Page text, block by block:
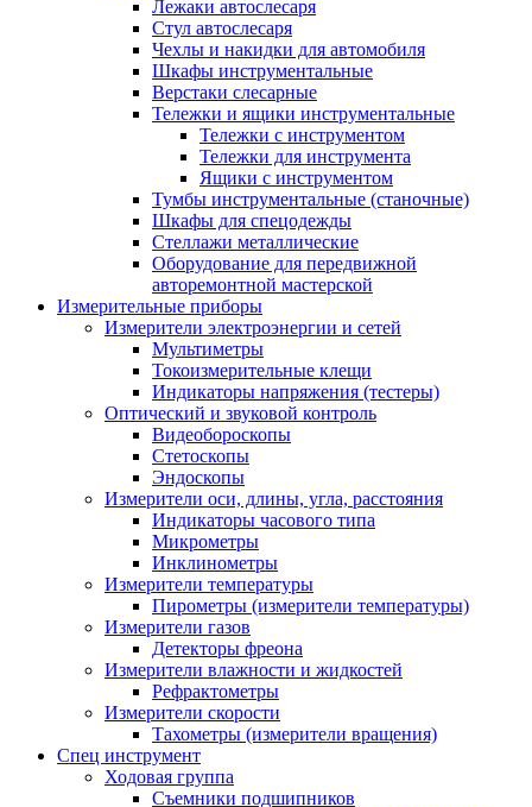
Лежаки автослесаря
Стул автослесаря
Чехлы и накидки для автомобиля
Шкафы инструментальные
Верстаки слесарные
Тележки и ящики инструментальные
Тележки с инструментом
Тележки для инструмента
Ящики с инструментом
Тумбы инструментальные (станочные)
Шкафы для спецодежды
Стеллажи металлические
Оборудование для передвижной
авторемонтной мастерской
Измерительные приборы
Измерители электроэнергии и сетей
Мультиметры
Токоизмерительные клещи
Индикаторы напряжения (тестеры)
Оптический и звуковой контроль
Видеобороскопы
Стетоскопы
Эндоскопы
Измерители оси, длины, угла, расстояния
Индикаторы часового типа
Микрометры
Инклинометры
Измерители температуры
Пирометры (измерители температуры)
Измерители газов
Детекторы фреона
Измерители влажности и жидкостей
Рефрактометры
Измерители скорости
Тахометры (измерители вращения)
Спец инструмент
Ходовая группа
Съемники подшипников